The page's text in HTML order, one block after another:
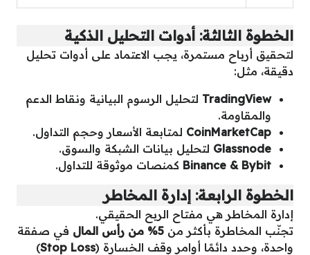
الخطوة الثالثة: أدوات التحليل الذكية
لتحقيق أرباح مستمرة، يجب الاعتماد على أدوات تحليل
دقيقة، مثل:
TradingView لتحليل الرسوم البيانية ونقاط الدعم
والمقاومة.
CoinMarketCap لمتابعة الأسعار وحجم التداول.
Glassnode لتحليل بيانات الشبكة والسوق.
Binance & Bybit كمنصات موثوقة للتداول.
الخطوة الرابعة: إدارة المخاطر
إدارة المخاطر هي مفتاح الربح الحقيقي.
تجنّب المخاطرة بأكثر من 5% من رأس المال
في صفقة
واحدة، وحدد دائمًا أوامر وقف الخسارة (Stop Loss
)